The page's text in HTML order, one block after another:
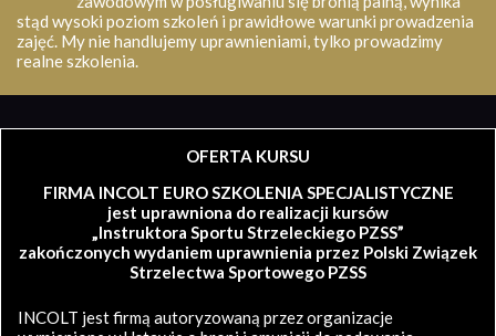
stąd wysoki poziom szkoleń i prawidłowe warunki prowadzenia
zajęć. My nie handlujemy uprawnieniami, tylko prowadzimy
realne szkolenia.
OFERTA KURSU
FIRMA INCOLT EURO SZKOLENIA SPECJALISTYCZNE
jest uprawniona do realizacji kursów
„Instruktora Sportu Strzeleckiego PZSS”
zakończonych wydaniem uprawnienia przez Polski Związek
Strzelectwa Sportowego PZSS
INCOLT jest firmą autoryzowaną przez organizacje